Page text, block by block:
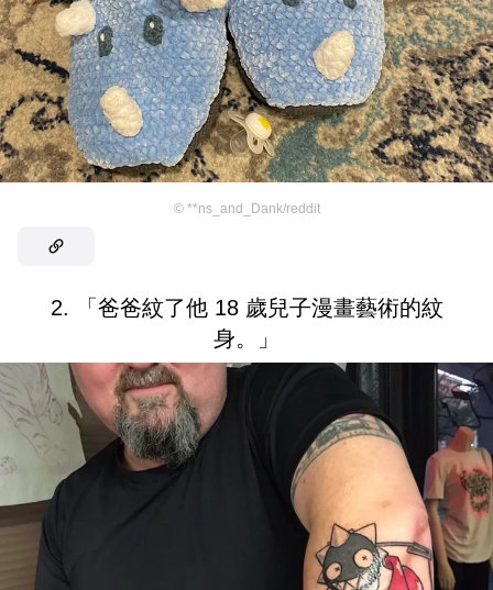
© **ns_and_Dank/reddit
2. 「爸爸紋了他 18 歲兒子漫畫藝術的紋
身。」